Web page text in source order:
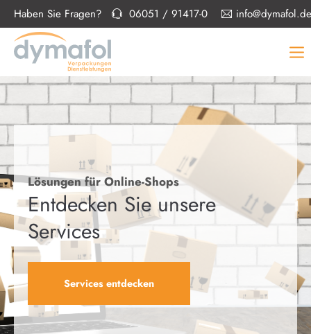
Haben Sie Fragen? 06051 / 91417-0 info@dymafol.de
Lösungen für Online-Shops
Entdecken Sie unsere
Services
Services entdecken